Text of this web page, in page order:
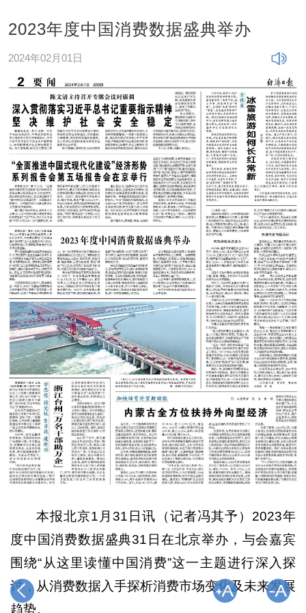
2023年度中国消费数据盛典举办
2024年02月01日
本报北京1月31日讯（记者冯其予）2023年
度中国消费数据盛典31日在北京举办，与会嘉宾
围绕“从这里读懂中国消费”这一主题进行深入探
讨，从消费数据入手探析消费市场变化及未来发展
趋势。